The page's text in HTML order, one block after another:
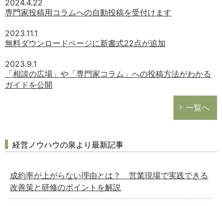
総務の給湯室
次へ
2024.4.22
専門家投稿用コラムへの自動投稿を受付けます
2023.11.1
無料ダウンロードページに新書式22点が追加
2023.9.1
「相談の広場」や「専門家コラム」への投稿方法がわかる
ガイドを公開
一覧へ
経営ノウハウの泉より最新記事
成約率が上がらない理由とは？ 営業現場で実践できる
改善策と研修のポイントを解説